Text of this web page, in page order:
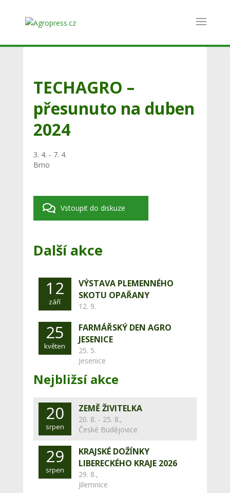
TECHAGRO –
přesunuto na duben
2024
3. 4. - 7. 4.
Brno
Vstoupit do diskuze
Další akce
12
září
VÝSTAVA PLEMENNÉHO
SKOTU OPAŘANY
12. 9.
25
květen
FARMÁŘSKÝ DEN AGRO
JESENICE
25. 5.
Jesenice
Nejbližsí akce
20
srpen
ZEMĚ ŽIVITELKA
20. 8. - 25. 8.,
České Budějovice
29
srpen
KRAJSKÉ DOŽÍNKY
LIBERECKÉHO KRAJE 2026
29. 8.,
Jilemnice